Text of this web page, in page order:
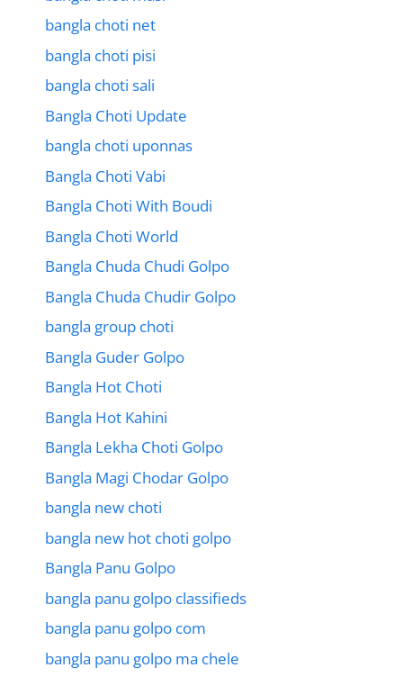
bangla choti net
bangla choti pisi
bangla choti sali
Bangla Choti Update
bangla choti uponnas
Bangla Choti Vabi
Bangla Choti With Boudi
Bangla Choti World
Bangla Chuda Chudi Golpo
Bangla Chuda Chudir Golpo
bangla group choti
Bangla Guder Golpo
Bangla Hot Choti
Bangla Hot Kahini
Bangla Lekha Choti Golpo
Bangla Magi Chodar Golpo
bangla new choti
bangla new hot choti golpo
Bangla Panu Golpo
bangla panu golpo classifieds
bangla panu golpo com
bangla panu golpo ma chele